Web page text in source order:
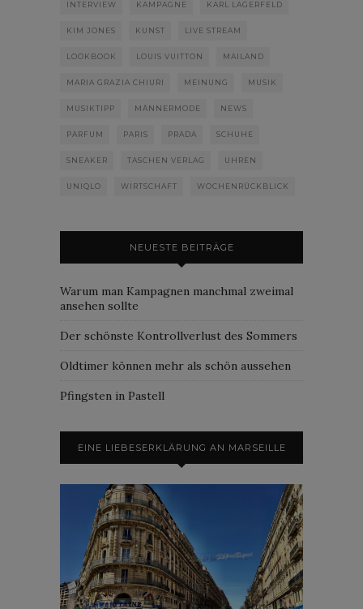
INTERVIEW KAMPAGNE KARL LAGERFELD
KIM JONES KUNST LIVE STREAM
LOOKBOOK LOUIS VUITTON MAILAND
MARIA GRAZIA CHIURI MEINUNG MUSIK
MUSIKTIPP MÄNNERMODE NEWS
PARFUM PARIS PRADA SCHUHE
SNEAKER TASCHEN VERLAG UHREN
UNIQLO WIRTSCHAFT WOCHENRÜCKBLICK
NEUESTE BEITRÄGE
Warum man Kampagnen manchmal zweimal
ansehen sollte
Der schönste Kontrollverlust des Sommers
Oldtimer können mehr als schön aussehen
Pfingsten in Pastell
EINE LIEBESERKLÄRUNG AN MARSEILLE